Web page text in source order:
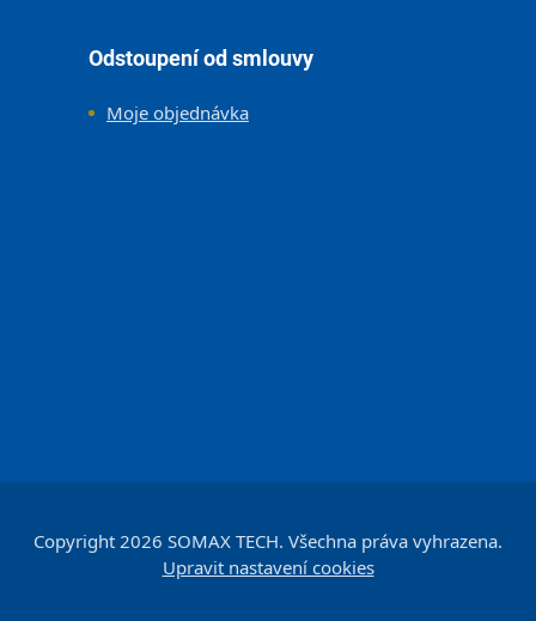
Odstoupení od smlouvy
Moje objednávka
Copyright 2026 SOMAX TECH. Všechna práva vyhrazena.
Upravit nastavení cookies